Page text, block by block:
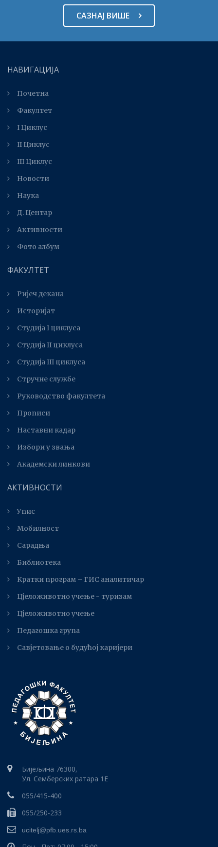
САЗНАЈ ВИШЕ
НАВИГАЦИЈА
Почетна
Факултет
I Циклус
II Циклус
III Циклус
Новости
Наука
Д. Центар
Активности
Фото албум
ФАКУЛТЕТ
Ријеч декана
Историјат
Студија I циклуса
Студија II циклуса
Студијa III циклуса
Стручне службе
Руководство факултета
Прописи
Наставни кадар
Избори у звања
Академски линкови
АКТИВНОСТИ
Упис
Мобилност
Сарадња
Библиотека
Kратки програм – ГИС аналитичар
Цјеложивотно учење - туризам
Цјеложивотно учење
Педагошка група
Савјетовање о будућој каријери
Бијељина 76300,
Ул. Семберских ратара 1E
055/415-400
055/250-233
ucitelj@pfb.ues.rs.ba